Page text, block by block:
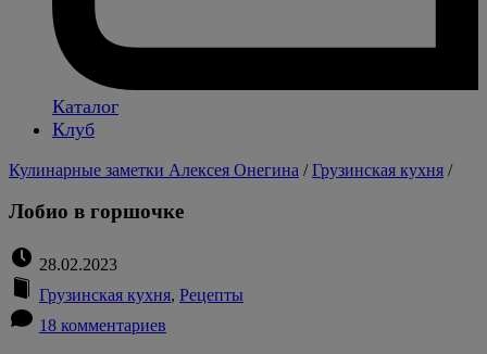
Каталог
Клуб
Кулинарные заметки Алексея Онегина /Грузинская кухня /
Лобио в горшочке
28.02.2023
Грузинская кухня, Рецепты
18 комментариев